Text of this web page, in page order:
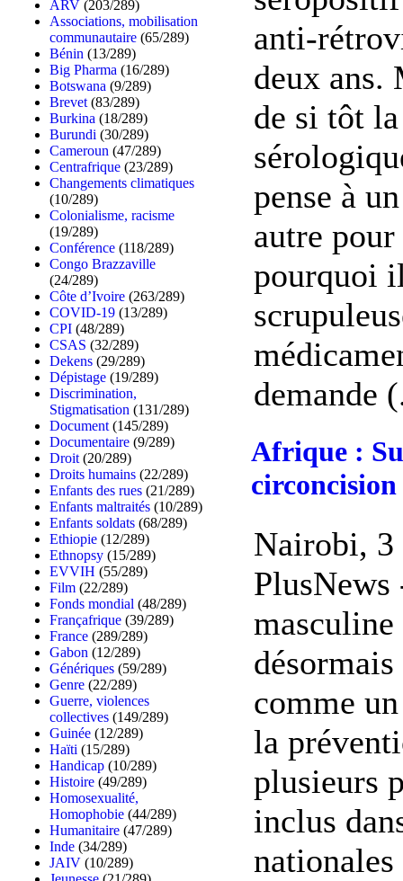
ARV (203/289)
Associations, mobilisation
communautaire (65/289)
Bénin (13/289)
Big Pharma (16/289)
Botswana (9/289)
Brevet (83/289)
Burkina (18/289)
Burundi (30/289)
Cameroun (47/289)
Centrafrique (23/289)
Changements climatiques
(10/289)
Colonialisme, racisme
(19/289)
Conférence (118/289)
Congo Brazzaville
(24/289)
Côte d’Ivoire (263/289)
COVID-19 (13/289)
CPI (48/289)
CSAS (32/289)
Dekens (29/289)
Dépistage (19/289)
Discrimination,
Stigmatisation (131/289)
Document (145/289)
Documentaire (9/289)
Droit (20/289)
Droits humains (22/289)
Enfants des rues (21/289)
Enfants maltraités (10/289)
Enfants soldats (68/289)
Ethiopie (12/289)
Ethnopsy (15/289)
EVVIH (55/289)
Film (22/289)
Fonds mondial (48/289)
Françafrique (39/289)
France (289/289)
Gabon (12/289)
Génériques (59/289)
Genre (22/289)
Guerre, violences
collectives (149/289)
Guinée (12/289)
Haïti (15/289)
Handicap (10/289)
Histoire (49/289)
Homosexualité,
Homophobie (44/289)
Humanitaire (47/289)
Inde (34/289)
JAIV (10/289)
anti-
deux ans.
de si tôt
pense à
autre
pourquoi
demande
Afrique :
Nairobi, 3
comme
la
plusieurs
inclus